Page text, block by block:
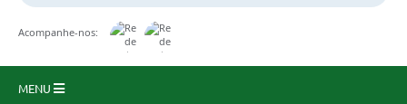
Acompanhe-nos:
MENU